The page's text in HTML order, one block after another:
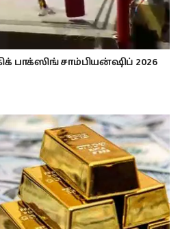
பாக்ஸிங் சாம்பியன்ஷிப் 2026